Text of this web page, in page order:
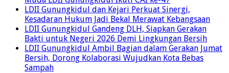
LDII Gunungkidul dan Kejari Perkuat Sinergi,
Kesadaran Hukum Jadi Bekal Merawat Kebangsaan
LDII Gunungkidul Gandeng DLH, Siapkan Gerakan
Bakti untuk Negeri 2026 Demi Lingkungan Bersih
LDII Gunungkidul Ambil Bagian dalam Gerakan Jumat
Bersih, Dorong Kolaborasi Wujudkan Kota Bebas
Sampah